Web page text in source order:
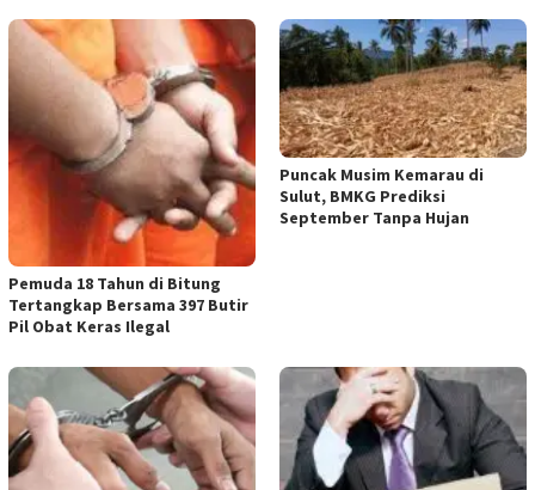
Pemuda 18 Tahun di Bitung
Tertangkap Bersama 397 Butir
Pil Obat Keras Ilegal
Puncak Musim Kemarau di
Sulut, BMKG Prediksi
September Tanpa Hujan